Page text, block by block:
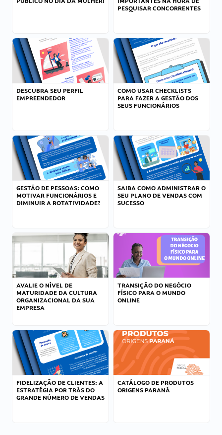
PESQUISAR CONCORRENTES
DESCUBRA SEU PERFIL
EMPREENDEDOR
COMO USAR CHECKLISTS
PARA FAZER A GESTÃO DOS
SEUS FUNCIONÁRIOS
GESTÃO DE PESSOAS: COMO
MOTIVAR FUNCIONÁRIOS E
DIMINUIR A ROTATIVIDADE?
SAIBA COMO ADMINISTRAR O
SEU PLANO DE VENDAS COM
SUCESSO
AVALIE O NÍVEL DE
MATURIDADE DA CULTURA
ORGANIZACIONAL DA SUA
EMPRESA
TRANSIÇÃO DO NEGÓCIO
FÍSICO PARA O MUNDO
ONLINE
FIDELIZAÇÃO DE CLIENTES: A
ESTRATÉGIA POR TRÁS DO
GRANDE NÚMERO DE VENDAS
CATÁLOGO DE PRODUTOS
ORIGENS PARANÁ